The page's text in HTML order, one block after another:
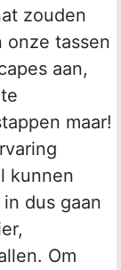
zouden
onze tassen
aan,
maar!
kunnen
dus gaan
Om